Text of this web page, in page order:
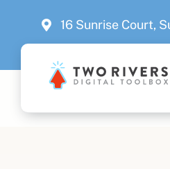
content
16 Sunrise Court,